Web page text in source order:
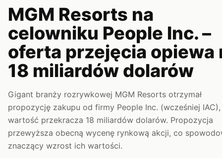
MGM Resorts na
celowniku People Inc. –
oferta przejęcia opiewa
18 miliardów dolarów
Gigant branży rozrywkowej MGM Resorts otrzymał
propozycję zakupu od firmy People Inc. (wcześniej
wartość przekracza 18 miliardów dolarów. Propozycja
przewyższa obecną wycenę rynkową akcji, co
znaczący wzrost ich wartości.